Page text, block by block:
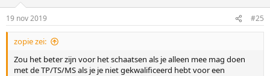
19 nov 2019 #25
zopie zei:
Zou het beter zijn voor het schaatsen als je alleen mee mag doen
met de TP/TS/MS als je je niet gekwalificeerd hebt voor een